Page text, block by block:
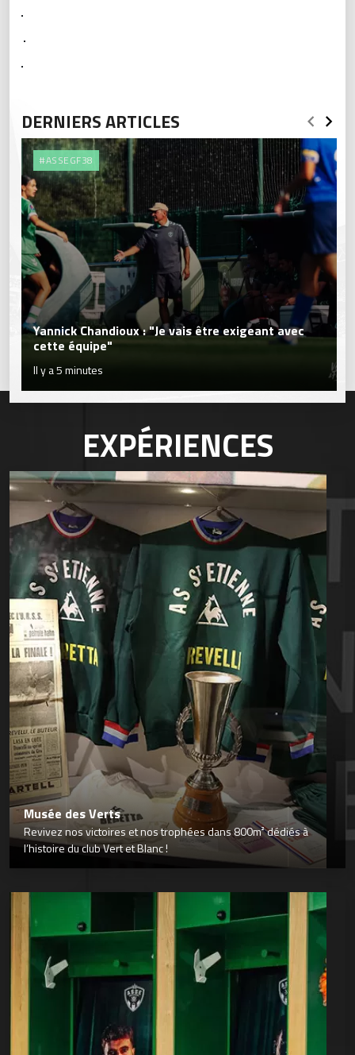
DERNIERS ARTICLES
#ASSEGF38
Yannick Chandioux : "Je vais être exigeant avec
cette équipe"
Il y a 5 minutes
EXPÉRIENCES
Musée des Verts
Revivez nos victoires et nos trophées dans 800m² dédiés à
l’histoire du club Vert et Blanc !